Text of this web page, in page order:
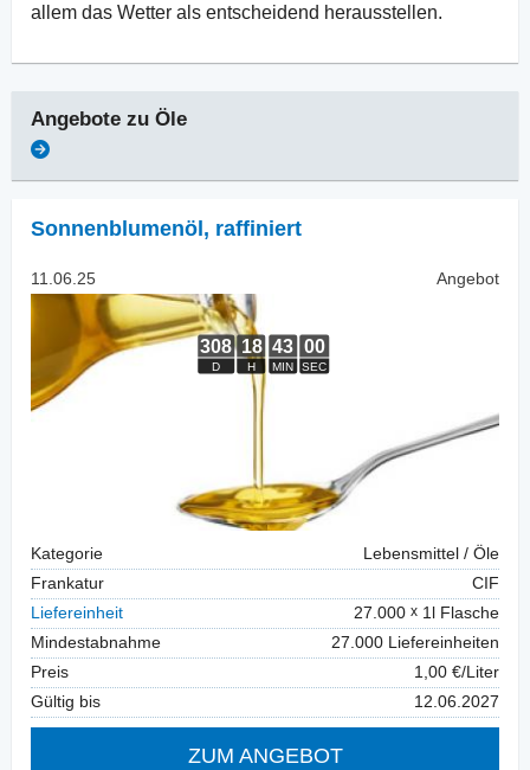
allem das Wetter als entscheidend herausstellen.
Angebote zu Öle
Sonnenblumenöl, raffiniert
11.06.25 Angebot
Kategorie
Lebensmittel / Öle
Frankatur
CIF
Liefereinheit
27.000
1l Flasche
Mindestabnahme
27.000 Liefereinheiten
Preis
1,00 €/Liter
Gültig bis
12.06.2027
ZUM ANGEBOT